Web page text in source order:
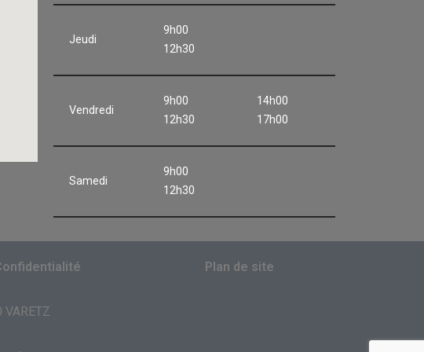
Jeudi
9h00
12h30
Vendredi
9h00
12h30
14h00
17h00
Samedi
9h00
12h30
Plan de site